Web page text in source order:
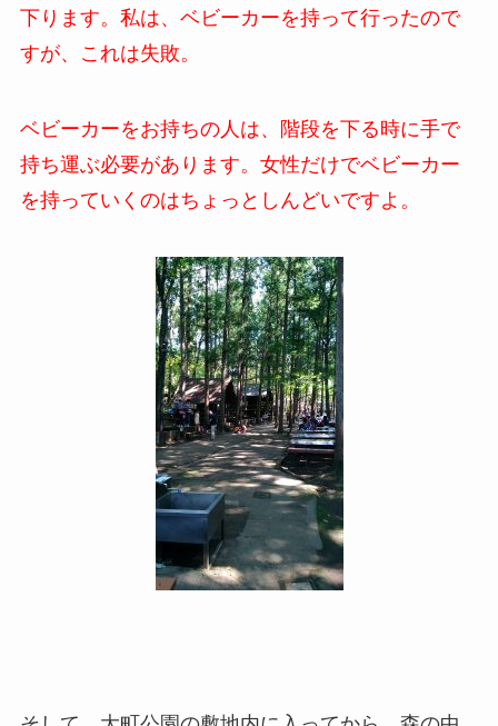
下ります。私は、ベビーカーを持って行ったので
すが、これは失敗。
ベビーカーをお持ちの人は、階段を下る時に手で
持ち運ぶ必要があります。女性だけでベビーカー
を持っていくのはちょっとしんどいですよ。